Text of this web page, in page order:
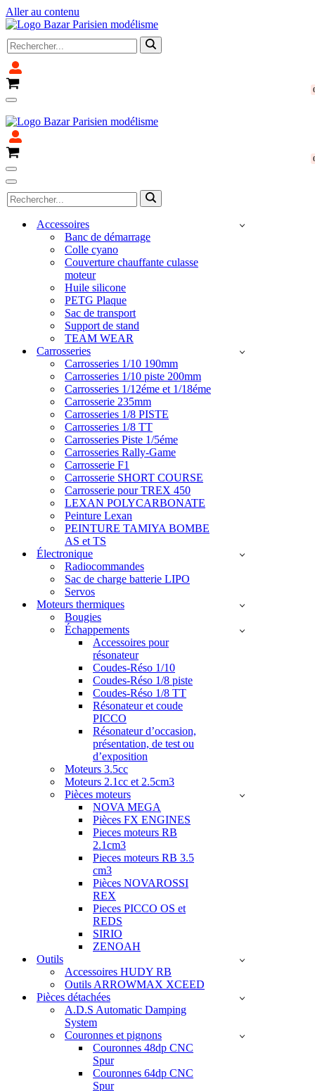
Aller au contenu
Rechercher...
Panier
Menu
de
navigation
Panier
Menu
de
navigation
Menu
de
navigation
Rechercher...
Accessoires
Banc de démarrage
Colle cyano
Couverture chauffante culasse
moteur
Huile silicone
PETG Plaque
Sac de transport
Support de stand
TEAM WEAR
Carrosseries
Carrosseries 1/10 190mm
Carrosseries 1/10 piste 200mm
Carrosseries 1/12éme et 1/18éme
Carrosserie 235mm
Carrosseries 1/8 PISTE
Carrosseries 1/8 TT
Carrosseries Piste 1/5éme
Carrosseries Rally-Game
Carrosserie F1
Carrosserie SHORT COURSE
Carrosserie pour TREX 450
LEXAN POLYCARBONATE
Peinture Lexan
PEINTURE TAMIYA BOMBE
AS et TS
Électronique
Radiocommandes
Sac de charge batterie LIPO
Servos
Moteurs thermiques
Bougies
Échappements
Accessoires pour
résonateur
Coudes-Réso 1/10
Coudes-Réso 1/8 piste
Coudes-Réso 1/8 TT
Résonateur et coude
PICCO
Résonateur d’occasion,
présentation, de test ou
d’exposition
Moteurs 3.5cc
Moteurs 2.1cc et 2.5cm3
Pièces moteurs
NOVA MEGA
Pièces FX ENGINES
Pieces moteurs RB
2.1cm3
Pieces moteurs RB 3.5
cm3
Pièces NOVAROSSI
REX
Pieces PICCO OS et
REDS
SIRIO
ZENOAH
Outils
Accessoires HUDY RB
Outils ARROWMAX XCEED
Pièces détachées
A.D.S Automatic Damping
System
Couronnes et pignons
Couronnes 48dp CNC
Spur
Couronnes 64dp CNC
Spur